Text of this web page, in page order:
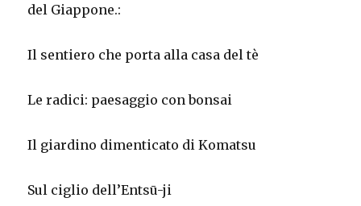
del Giappone.:
Il sentiero che porta alla casa del tè
Le radici: paesaggio con bonsai
Il giardino dimenticato di Komatsu
Sul ciglio dell’Entsū-ji